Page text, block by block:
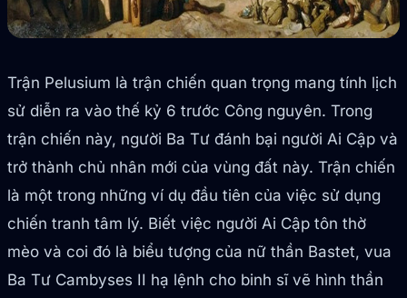
Trận Pelusium là trận chiến quan trọng mang tính lịch
sử diễn ra vào thế kỷ 6 trước Công nguyên. Trong
trận chiến này, người Ba Tư đánh bại người Ai Cập và
trở thành chủ nhân mới của vùng đất này. Trận chiến
là một trong những ví dụ đầu tiên của việc sử dụng
chiến tranh tâm lý. Biết việc người Ai Cập tôn thờ
mèo và coi đó là biểu tượng của nữ thần Bastet, vua
Ba Tư Cambyses II hạ lệnh cho binh sĩ vẽ hình thần